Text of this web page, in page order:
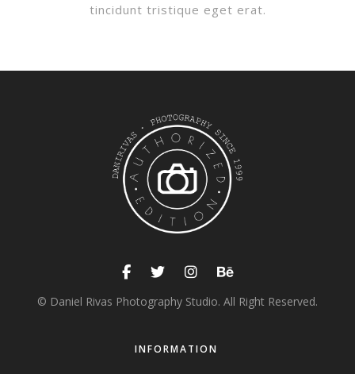
tincidunt tristique eget erat.
© Daniel Rivas Photography Studio. All Right Reserved.
INFORMATION